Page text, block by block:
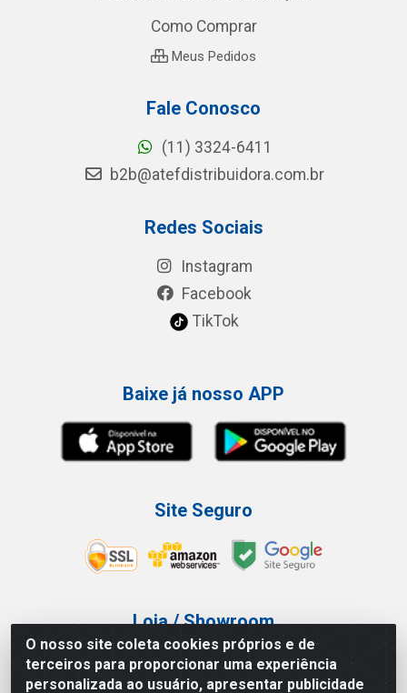
O nosso site coleta cookies próprios e de
terceiros para proporcionar uma experiência
personalizada ao usuário, apresentar publicidade
Como Comprar
Meus Pedidos
Fale Conosco
(11) 3324-6411
b2b@atefdistribuidora.com.br
Redes Sociais
Instagram
Facebook
TikTok
Baixe já nosso APP
Site Seguro
Loja / Showroom
Tel.: (11) 3227-0546
Av Vautier, 587/597 - Pari - São Paulo/SP